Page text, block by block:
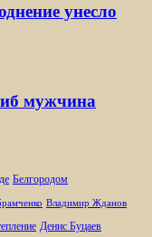
унесло
мужчина
Белгородом
Владимир Жданов
Денис Буцаев